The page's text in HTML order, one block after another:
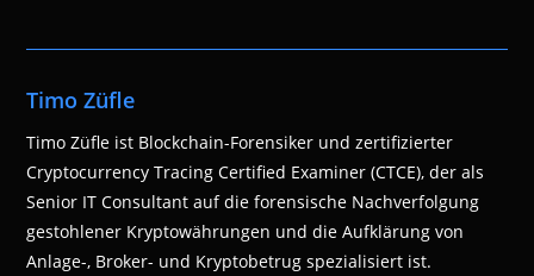
Timo Züfle
Timo Züfle ist Blockchain-Forensiker und zertifizierter
Cryptocurrency Tracing Certified Examiner (CTCE), der als
Senior IT Consultant auf die forensische Nachverfolgung
gestohlener Kryptowährungen und die Aufklärung von
Anlage-, Broker- und Kryptobetrug spezialisiert ist.